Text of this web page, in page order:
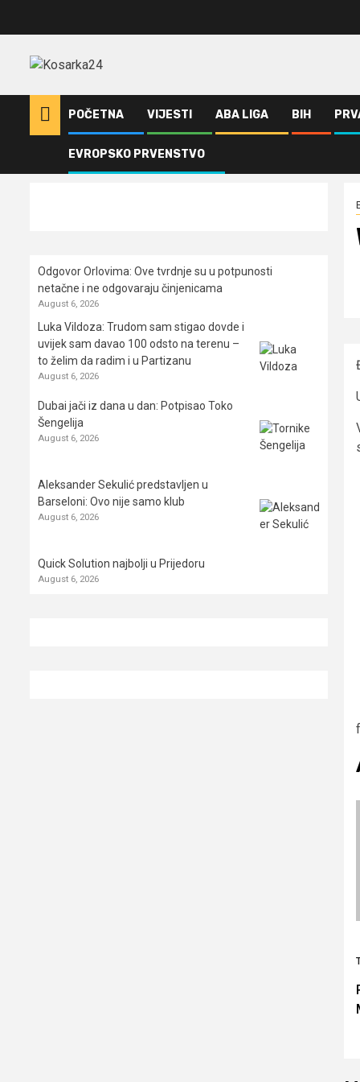
POČETNA VIJESTI ABA LIGA BIH
EVROPSKO PRVENSTVO
Evroliga Welcome Gigi
Odgovor Orlovima: ​Ove tvrdnje su u potpunosti
netačne i ne odgovaraju činjenicama
August 6, 2026
Luka Vildoza: Trudom sam stigao dovde i
uvijek sam davao 100 odsto na terenu –
to želim da radim i u Partizanu
August 6, 2026
Dubai jači iz dana u dan: Potpisao Toko
Šengelija
August 6, 2026
Aleksander Sekulić predstavljen u
Barseloni: Ovo nije samo klub
August 6, 2026
Quick Solution najbolji u Prijedoru
August 6, 2026